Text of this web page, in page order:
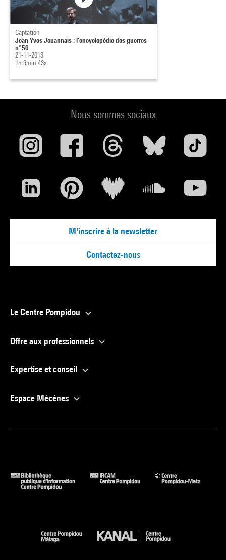
Captation
Jean-Yves Jouannais : l’encyclopédie des guerres
n°50
21-11-2013
1h 9min 43s
Nous sommes sociaux
M'inscrire à la newsletter
Contactez-nous
Le Centre Pompidou
Offre aux professionnels
Expertise et conseil
Espace Mécènes